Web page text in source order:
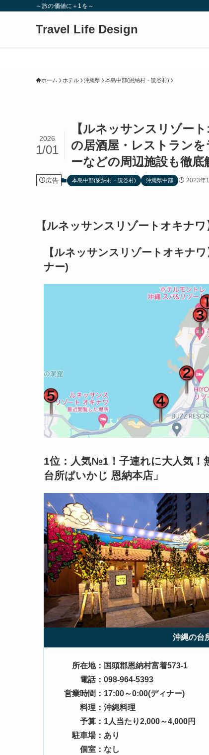
～旅の価値に＋1を～
Travel Life Design
ホーム ホテル 沖縄県 本島中部(恩納村・読谷村)
【ルネッサンスリゾー
の居酒屋・レストラン
ーなどの周辺施設も徹底
2026
1/01
広告 本島中部(恩納村・読谷村) 沖縄県中部 2023年
【ルネッサンスリゾートオキナ
【ルネッサンスリゾートオキナ
ナー)
1位：人気№1！子連れに大人気！
台所ぱいかじ 恩納本店 」
沖縄の台
所在地：国頭郡恩納村富着573-1
電話：098-964-5393
営業時間：17:00～0:00(ディナー)
料理：沖縄料理
予算：1人当たり2,000～4,000円
駐車場：あり
個室：なし